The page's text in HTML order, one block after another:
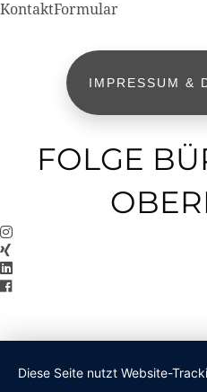
KontaktFormular
IMPRESSUM &
FOLGE
Diese Seite nutzt Website-